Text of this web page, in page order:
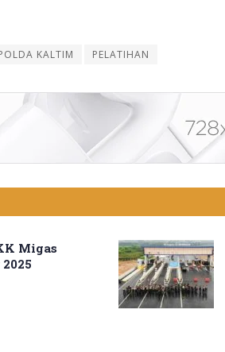
KALTIM PELATIHAN
Migas